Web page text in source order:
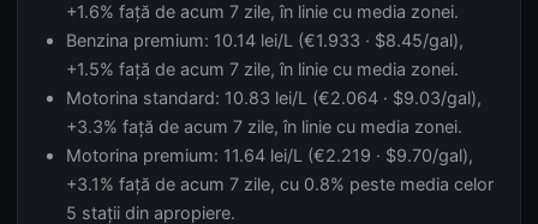
+1.6% față de acum 7 zile, în linie cu media zonei.
Benzina premium: 10.14 lei/L (€1.933 · $8.45/gal),
+1.5% față de acum 7 zile, în linie cu media zonei.
Motorina standard: 10.83 lei/L (€2.064 · $9.03/gal),
+3.3% față de acum 7 zile, în linie cu media zonei.
Motorina premium: 11.64 lei/L (€2.219 · $9.70/gal),
+3.1% față de acum 7 zile, cu 0.8% peste media celor
5 stații din apropiere.